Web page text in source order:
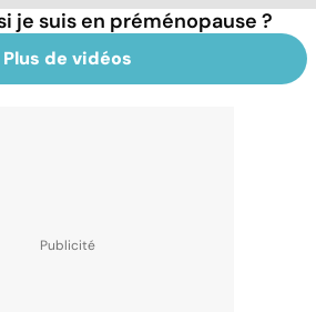
je suis en préménopause ?
Plus de vidéos